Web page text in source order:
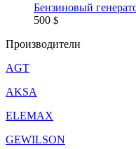
Бензиновый
500 $
Производители
AGT
AKSA
ELEMAX
GEWILSON